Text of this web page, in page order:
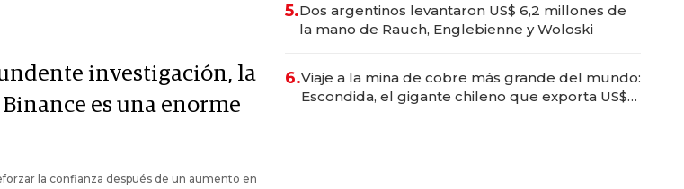
investigación, la
es una enorme
la confianza después de un aumento en
5.Dos argentinos levantaron US$ 6,2 millones de
la mano de Rauch, Englebienne y Woloski
6.Viaje a la mina de cobre más grande del mundo:
Escondida, el gigante chileno que exporta US$